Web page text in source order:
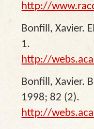
http://
Bonfill, Xavier.
1.
http://
Bonfill, Xavier.
1998; 82 (2).
http://